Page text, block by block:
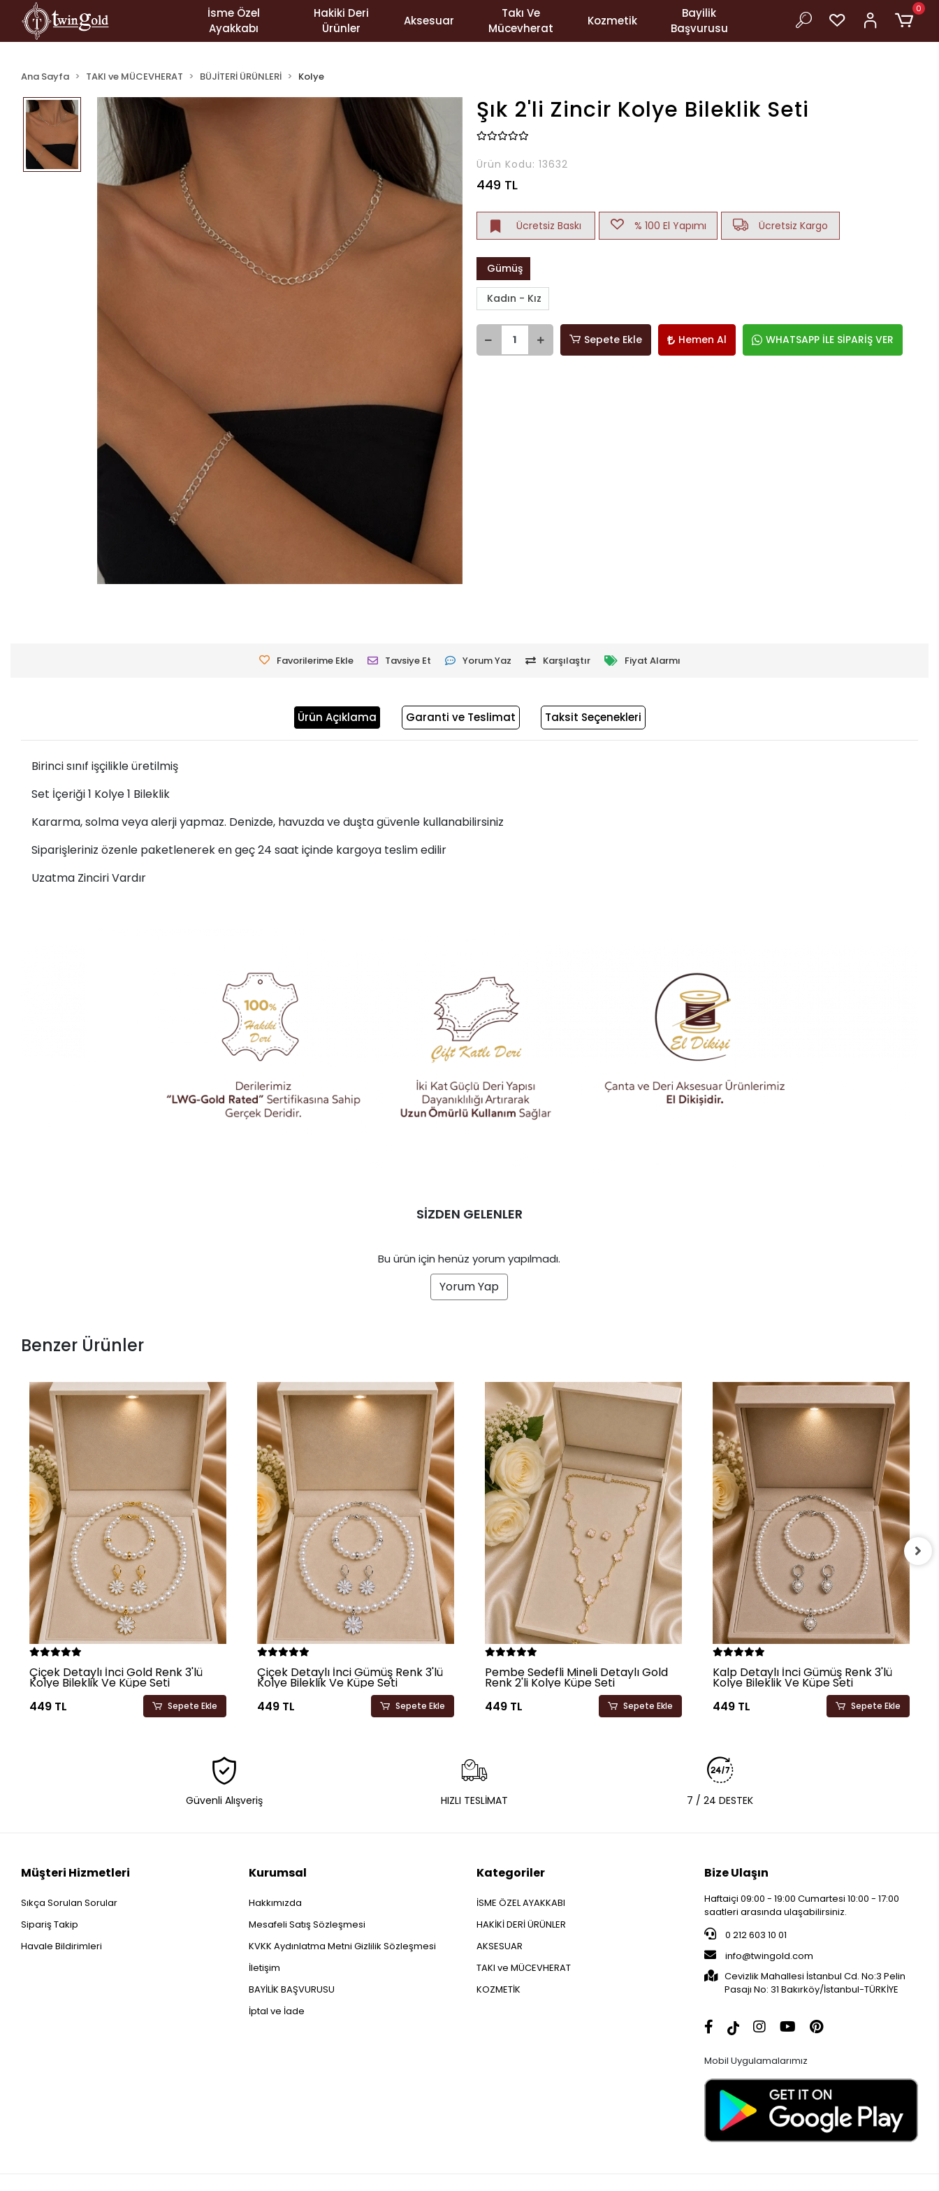
İsme Özel
Ayakkabı
Hakiki Deri
Ürünler
Aksesuar
Takı Ve
Mücevherat
Kozmetik
Bayilik
Başvurusu
0
Ana Sayfa TAKI ve MÜCEVHERAT BÜJİTERİ ÜRÜNLERİ Kolye
Şık 2'li Zincir Kolye Bileklik Seti
Ürün Kodu: 13632
449 TL
Ücretsiz Baskı % 100 El Yapımı Ücretsiz Kargo
Gümüş
Kadın - Kız
Sepete Ekle Hemen Al WHATSAPP İLE SİPARİŞ VER
Favorilerime Ekle Tavsiye Et Yorum Yaz Karşılaştır Fiyat Alarmı
Ürün Açıklama Garanti ve Teslimat Taksit Seçenekleri
Birinci sınıf işçilikle üretilmiş
Set İçeriği 1 Kolye 1 Bileklik
Kararma, solma veya alerji yapmaz. Denizde, havuzda ve duşta güvenle kullanabilirsiniz
Siparişleriniz özenle paketlenerek en geç 24 saat içinde kargoya teslim edilir
Uzatma Zinciri Vardır
SİZDEN GELENLER
Bu ürün için henüz yorum yapılmadı.
Yorum Yap
Benzer Ürünler
Çiçek Detaylı İnci Gold Renk 3'lü
Kolye Bileklik Ve Küpe Seti
449 TL
Sepete Ekle
Çiçek Detaylı İnci Gümüş Renk 3'lü
Kolye Bileklik Ve Küpe Seti
449 TL
Sepete Ekle
Pembe Sedefli Mineli Detaylı Gold
Renk 2'li Kolye Küpe Seti
449 TL
Sepete Ekle
Kalp Detaylı İnci Gümüş Renk 3'lü
Kolye Bileklik Ve Küpe Seti
449 TL
Sepete Ekle
Güvenli Alışveriş HIZLI TESLİMAT 7 / 24 DESTEK
Müşteri Hizmetleri
Sıkça Sorulan Sorular
Sipariş Takip
Havale Bildirimleri
Kurumsal
Hakkımızda
Mesafeli Satış Sözleşmesi
KVKK Aydınlatma Metni Gizlilik Sözleşmesi
İletişim
BAYİLİK BAŞVURUSU
İptal ve İade
Kategoriler
İSME ÖZEL AYAKKABI
HAKİKİ DERİ ÜRÜNLER
AKSESUAR
TAKI ve MÜCEVHERAT
KOZMETİK
Bize Ulaşın
Haftaiçi 09:00 - 19:00 Cumartesi 10:00 - 17:00
saatleri arasında ulaşabilirsiniz.
0 212 603 10 01
info@twingold.com
Cevizlik Mahallesi İstanbul Cd. No:3 Pelin
Pasajı No: 31 Bakırköy/İstanbul-TÜRKİYE
Mobil Uygulamalarımız